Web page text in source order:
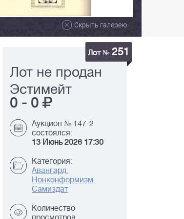
Скрыть галерею
Лот № 251
Лот не продан
Эстимейт
0 - 0
Аукцион № 147-2
состоялся:
13 Июнь 2026 17:30
Категория:
Авангард.
Нонконформизм.
Самиздат
Количество